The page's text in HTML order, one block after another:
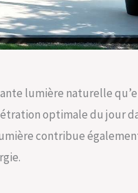
lumière naturelle
optimale du jour
contribue